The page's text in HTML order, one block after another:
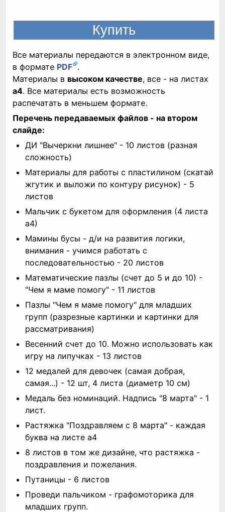
Все материалы передаются в электронном виде,
в формате PDF .
Материалы в высоком качестве, все - на листах
а4. Все материалы есть возможность
распечатать в меньшем формате.
Перечень передаваемых файлов - на втором
слайде:
ДИ "Вычеркни лишнее" - 10 листов (разная
сложность)
Материалы для работы с пластилином (скатай
жгутик и выложи по контуру рисунок) - 5
листов
Мальчик с букетом для оформления (4 листа
а4)
Мамины бусы - д/и на развития логики,
внимания - учимся работать с
последовательностью - 20 листов
Математические пазлы (счет до 5 и до 10) -
"Чем я маме помогу" - 11 листов
Пазлы "Чем я маме помогу" для младших
групп (разрезные картинки и картинки для
рассматривания)
Весенний счет до 10. Можно использовать как
игру на липучках - 13 листов
12 медалей для девочек (самая добрая,
самая...) - 12 шт, 4 листа (диаметр 10 см)
Медаль без номинаций. Надпись "8 марта" - 1
лист.
Растяжка "Поздравляем с 8 марта" - каждая
буква на листе а4
8 листов в том же дизайне, что растяжка -
поздравления и пожелания.
Путаницы - 6 листов
Проведи пальчиком - графомоторика для
младших групп.